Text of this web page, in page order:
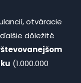
otváracie
dôležité
(1.000.000